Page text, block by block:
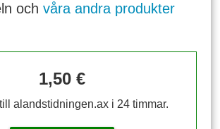
och våra andra produkter
1,50 €
alandstidningen.ax i 24 timmar.